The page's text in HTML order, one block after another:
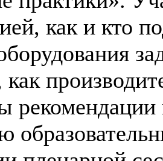
как и кто
как